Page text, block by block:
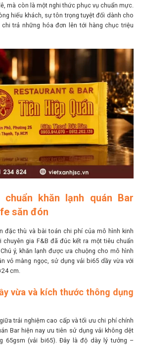
mà còn là một nghi thức phục vụ chuẩn mực.
hiếu khách, sự tôn trọng tuyệt đối dành cho
trả những hóa đơn lên tới hàng chục triệu
khăn lạnh quán Bar
săn đón
đặc thù và bài toán chi phí của mô hình kinh
chuyên gia F&B đã đúc kết ra một tiêu chuẩn
ý, khăn lạnh được ưa chuộng cho mô hình
vỏ màng ngọc, sử dụng vải bi65 dầy vừa với
cm.
vừa và kích thước thông dụng
trải nghiệm cao cấp và tối ưu chi phí chính
Bar hiện nay ưu tiên sử dụng vải không dệt
65gsm (vải bi65). Đây là độ dày lý tưởng –